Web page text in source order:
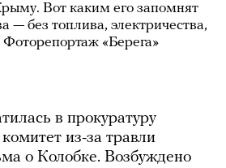
Вот каким его запомнят
— без топлива, электричества,
Фоторепортаж «Берега»
в прокуратуру
из-за травли
о Колобке. Возбуждено